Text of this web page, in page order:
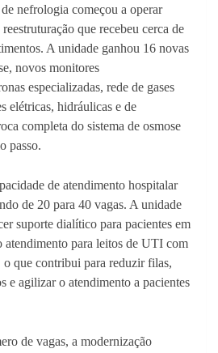
nefrologia começou a operar
que recebeu cerca de
A unidade ganhou 16 novas
novos monitores
especializadas, rede de gases
elétricas, hidráulicas e de
completa do sistema de osmose
passo.
de atendimento hospitalar
de 20 para 40 vagas. A unidade
suporte dialítico para pacientes em
atendimento para leitos de UTI com
o que contribui para reduzir filas,
e agilizar o atendimento a pacientes
de vagas, a modernização